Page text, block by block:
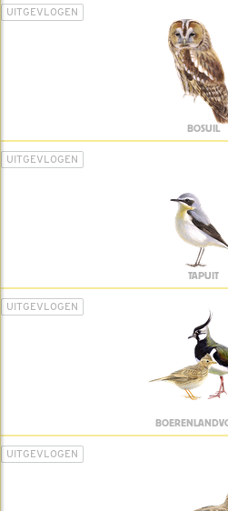
UITGEVLOGEN
BOSUIL
UITGEVLOGEN
TAPUIT
UITGEVLOGEN
UITGEVLOGEN